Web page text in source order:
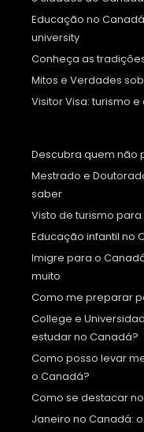
Educação no
university
Conheça as
Mitos e Verdades
Visitor Visa: turismo
Descubra quem não
Mestrado e
saber
Visto de turismo
Educação infantil no
Imigre para o
muito
Como me preparar
College e
estudar no Canadá?
Como posso levar
o Canadá?
Como se destacar
Janeiro no Canadá: